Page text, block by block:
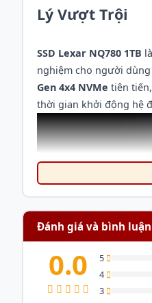
Lý Vượt Trội
SSD Lexar NQ780 1TB
nghiệm cho người
Gen 4x4 NVMe tiên
thời gian khởi động hệ
Đánh giá và bình luận
0.0 5
4
3